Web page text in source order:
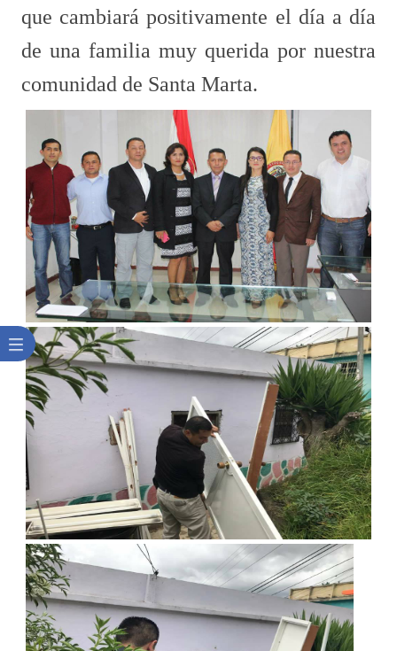
que cambiará positivamente el día a día
de una familia muy querida por nuestra
comunidad de Santa Marta.